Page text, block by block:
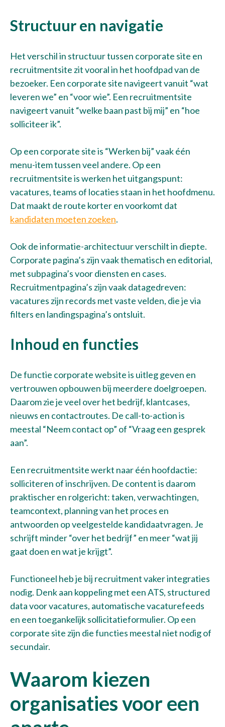
Structuur en navigatie
Het verschil in structuur tussen corporate site en
recruitmentsite zit vooral in het hoofdpad van de
bezoeker. Een corporate site navigeert vanuit “wat
leveren we” en “voor wie”. Een recruitmentsite
navigeert vanuit “welke baan past bij mij” en “hoe
solliciteer ik”.
Op een corporate site is “Werken bij” vaak één
menu-item tussen veel andere. Op een
recruitmentsite is werken het uitgangspunt:
vacatures, teams of locaties staan in het hoofdmenu.
Dat maakt de route korter en voorkomt dat
kandidaten moeten zoeken.
Ook de informatie-architectuur verschilt in diepte.
Corporate pagina’s zijn vaak thematisch en editorial,
met subpagina’s voor diensten en cases.
Recruitmentpagina’s zijn vaak datagedreven:
vacatures zijn records met vaste velden, die je via
filters en landingspagina’s ontsluit.
Inhoud en functies
De functie corporate website is uitleg geven en
vertrouwen opbouwen bij meerdere doelgroepen.
Daarom zie je veel over het bedrijf, klantcases,
nieuws en contactroutes. De call-to-action is
meestal “Neem contact op” of “Vraag een gesprek
aan”.
Een recruitmentsite werkt naar één hoofdactie:
solliciteren of inschrijven. De content is daarom
praktischer en rolgericht: taken, verwachtingen,
teamcontext, planning van het proces en
antwoorden op veelgestelde kandidaatvragen. Je
schrijft minder “over het bedrijf” en meer “wat jij
gaat doen en wat je krijgt”.
Functioneel heb je bij recruitment vaker integraties
nodig. Denk aan koppeling met een ATS, structured
data voor vacatures, automatische vacaturefeeds
en een toegankelijk sollicitatieformulier. Op een
corporate site zijn die functies meestal niet nodig of
secundair.
Waarom kiezen
organisaties voor een